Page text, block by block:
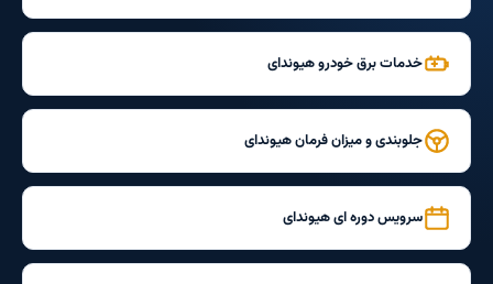
خدمات برق خودرو هیوندای
جلوبندی و میزان فرمان هیوندای
سرویس دوره ای هیوندای